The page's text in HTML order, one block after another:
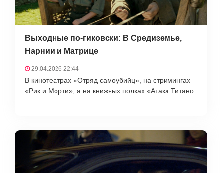
Выходные по-гиковски: В Средиземье,
Нарнии и Матрице
29.04.2026 22:44
В кинотеатрах «Отряд самоубийц», на стримингах
«Рик и Морти», а на книжных полках «Атака Титано